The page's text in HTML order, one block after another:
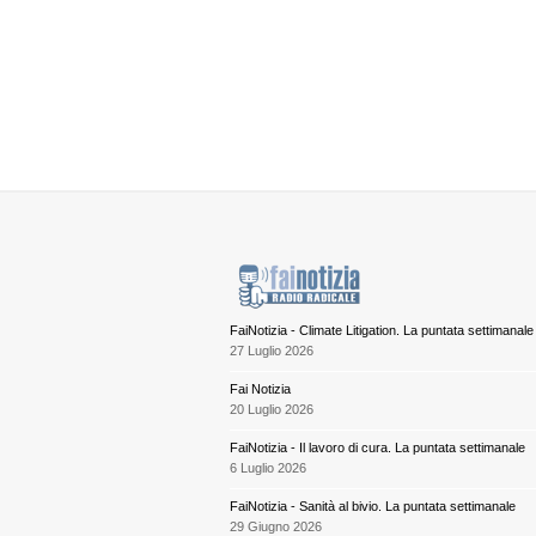
FaiNotizia - Climate Litigation. La puntata settimanale
27 Luglio 2026
Fai Notizia
20 Luglio 2026
FaiNotizia - Il lavoro di cura. La puntata settimanale
6 Luglio 2026
FaiNotizia - Sanità al bivio. La puntata settimanale
29 Giugno 2026